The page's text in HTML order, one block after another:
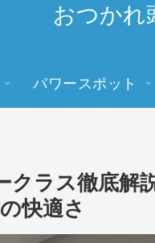
おつかれ
パワースポット
クラス徹底
快適さ